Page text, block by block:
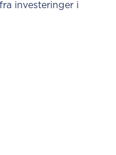
investeringer i